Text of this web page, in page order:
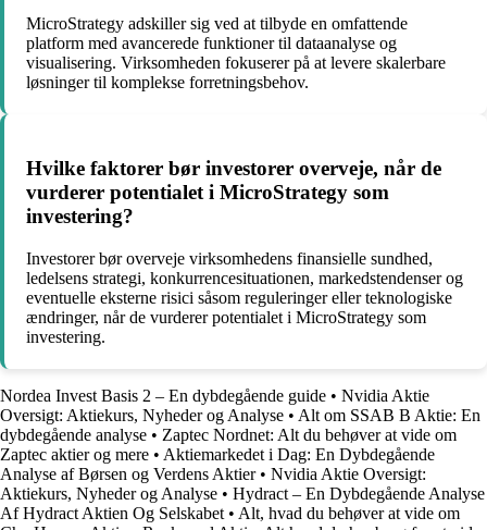
MicroStrategy adskiller sig ved at tilbyde en omfattende
platform med avancerede funktioner til dataanalyse og
visualisering. Virksomheden fokuserer på at levere skalerbare
løsninger til komplekse forretningsbehov.
Hvilke faktorer bør investorer overveje, når de
vurderer potentialet i MicroStrategy som
investering?
Investorer bør overveje virksomhedens finansielle sundhed,
ledelsens strategi, konkurrencesituationen, markedstendenser og
eventuelle eksterne risici såsom reguleringer eller teknologiske
ændringer, når de vurderer potentialet i MicroStrategy som
investering.
Nordea Invest Basis 2 – En dybdegående guide • Nvidia Aktie
Oversigt: Aktiekurs, Nyheder og Analyse • Alt om SSAB B Aktie: En
dybdegående analyse • Zaptec Nordnet: Alt du behøver at vide om
Zaptec aktier og mere • Aktiemarkedet i Dag: En Dybdegående
Analyse af Børsen og Verdens Aktier• Nvidia Aktie Oversigt:
Aktiekurs, Nyheder og Analyse • Hydract – En Dybdegående Analyse
Af Hydract Aktien Og Selskabet • Alt, hvad du behøver at vide om